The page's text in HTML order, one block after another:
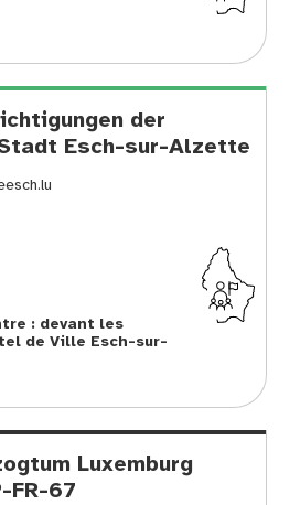
der
Esch-sur-Alzette
: devant les
de Ville Esch-sur-
Luxemburg
FR-67